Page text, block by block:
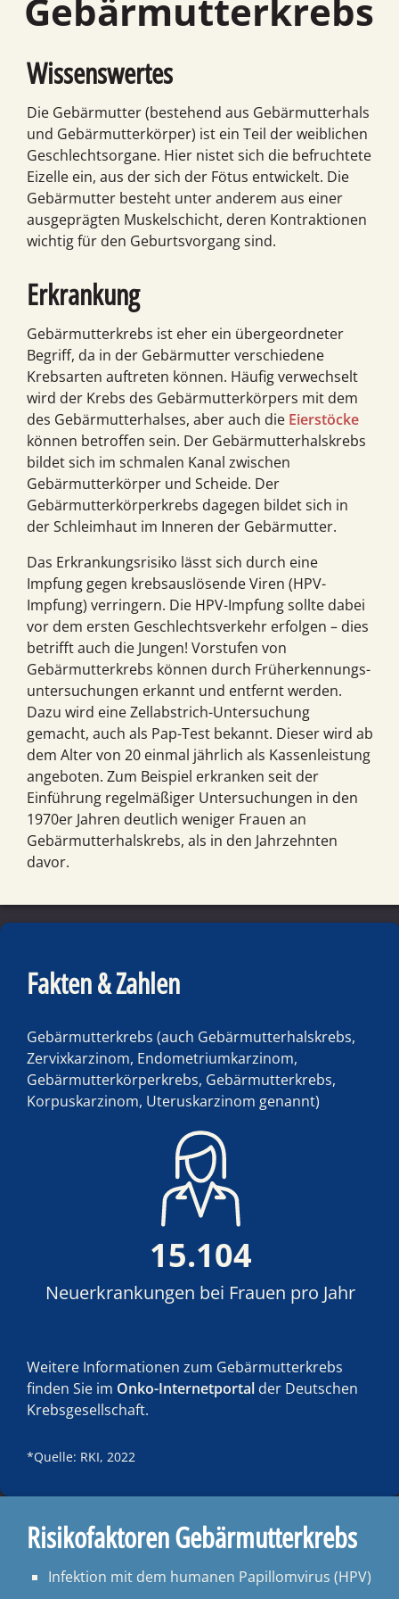
Gebärmutterkrebs
Wissenswertes
Die Gebärmutter (bestehend aus Gebärmutterhals
und Gebärmutterkörper) ist ein Teil der weiblichen
Geschlechtsorgane. Hier nistet sich die befruchtete
Eizelle ein, aus der sich der Fötus entwickelt. Die
Gebärmutter besteht unter anderem aus einer
ausgeprägten Muskelschicht, deren Kontraktionen
wichtig für den Geburtsvorgang sind.
Erkrankung
Gebärmutterkrebs ist eher ein übergeordneter
Begriff, da in der Gebärmutter verschiedene
Krebsarten auftreten können. Häufig verwechselt
wird der Krebs des Gebärmutterkörpers mit dem
des Gebärmutterhalses, aber auch die Eierstöcke
können betroffen sein. Der Gebärmutterhalskrebs
bildet sich im schmalen Kanal zwischen
Gebärmutterkörper und Scheide. Der
Gebärmutterkörperkrebs dagegen bildet sich in
der Schleimhaut im Inneren der Gebärmutter.
Das Erkrankungsrisiko lässt sich durch eine
Impfung gegen krebsauslösende Viren (HPV-
Impfung) verringern. Die HPV-Impfung sollte dabei
vor dem ersten Geschlechtsverkehr erfolgen – dies
betrifft auch die Jungen! Vorstufen von
Gebärmutterkrebs können durch Früherkennungs­
untersuchungen erkannt und entfernt werden.
Dazu wird eine Zellabstrich-Untersuchung
gemacht, auch als Pap-Test bekannt. Dieser wird ab
dem Alter von 20 einmal jährlich als Kassenleistung
angeboten. Zum Beispiel erkranken seit der
Einführung regelmäßiger Untersuchungen in den
1970er Jahren deutlich weniger Frauen an
Gebärmutterhalskrebs, als in den Jahrzehnten
davor.
Risikofaktoren Gebärmutterkrebs
Infektion mit dem humanen Papillomvirus (HPV)
Fakten & Zahlen
Gebärmutterkrebs (auch Gebärmutterhalskrebs,
Zervixkarzinom, Endometriumkarzinom,
Gebärmutterkörperkrebs, Gebärmutterkrebs,
Korpuskarzinom, Uteruskarzinom genannt)
15.104
Neuerkrankungen bei Frauen pro Jahr
Weitere Informationen zum Gebärmutterkrebs
finden Sie im Onko-Internetportal der Deutschen
Krebsgesellschaft.
*Quelle: RKI, 2022